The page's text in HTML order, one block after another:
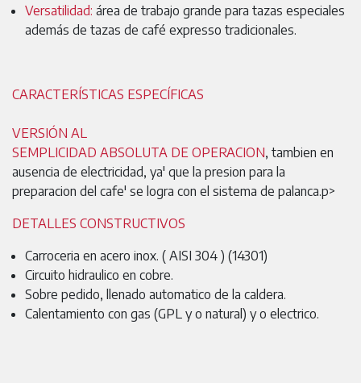
Versatilidad: área de trabajo grande para tazas especiales
además de tazas de café expresso tradicionales.
CARACTERÍSTICAS ESPECÍFICAS
VERSIÓN AL
SEMPLICIDAD ABSOLUTA DE OPERACION, tambien en
ausencia de electricidad, ya' que la presion para la
preparacion del cafe' se logra con el sistema de palanca.p>
DETALLES CONSTRUCTIVOS
Carroceria en acero inox. ( AISI 304 ) (14301)
Circuito hidraulico en cobre.
Sobre pedido, llenado automatico de la caldera.
Calentamiento con gas (GPL y o natural) y o electrico.